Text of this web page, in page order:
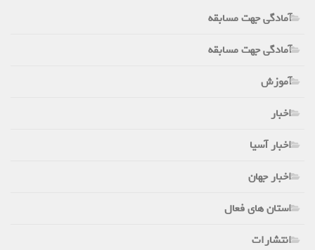
آمادگی جهت مسابقه
آمادگی جهت مسابقه
آموزش
اخبار
اخبار آسیا
اخبار جهان
استان های فعال
انتشارات